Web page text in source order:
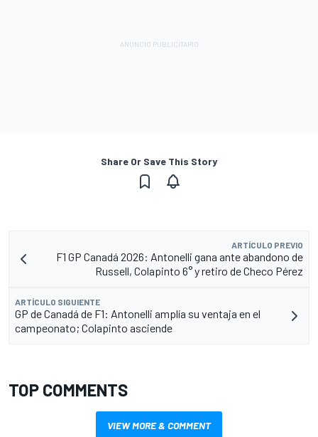
Share Or Save This Story
ARTÍCULO PREVIO
F1 GP Canadá 2026: Antonelli gana ante abandono de
Russell, Colapinto 6° y retiro de Checo Pérez
ARTÍCULO SIGUIENTE
GP de Canadá de F1: Antonelli amplía su ventaja en el
campeonato; Colapinto asciende
TOP COMMENTS
VIEW MORE & COMMENT